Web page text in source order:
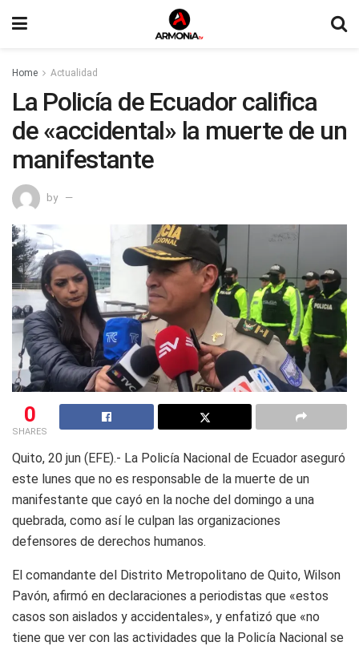
Home Actualidad
La Policía de Ecuador califica
de «accidental» la muerte de un
manifestante
by
0
SHARES
Quito, 20 jun (EFE).- La Policía Nacional de Ecuador aseguró
este lunes que no es responsable de la muerte de un
manifestante que cayó en la noche del domingo a una
quebrada, como así le culpan las organizaciones
defensores de derechos humanos.
El comandante del Distrito Metropolitano de Quito, Wilson
Pavón, afirmó en declaraciones a periodistas que «estos
casos son aislados y accidentales», y enfatizó que «no
tiene que ver con las actividades que la Policía Nacional se